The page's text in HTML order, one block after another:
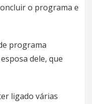
o programa e
programa
dele, que
ligado várias